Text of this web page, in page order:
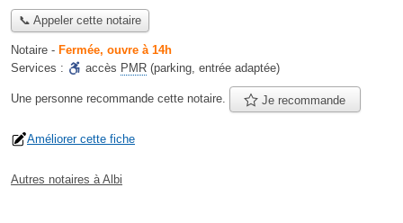
📞 Appeler cette notaire
Notaire - Fermée, ouvre à 14h
Services :
accès PMR (parking, entrée adaptée)
Une personne recommande cette notaire. Je recommande
Améliorer cette fiche
Autres notaires à Albi